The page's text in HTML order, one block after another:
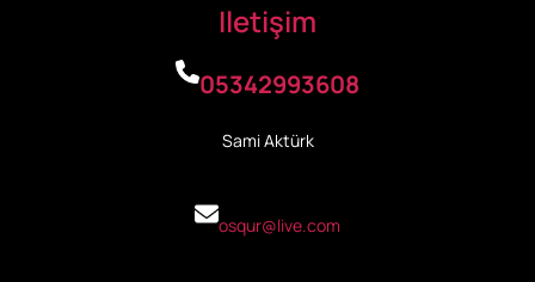
Iletişim
05342993608
Sami Aktürk
osqur@live.com